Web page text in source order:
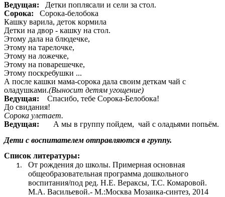
Ведущая: Детки поплясали и сели за стол.
Сорока: Сорока-белобока
Кашку варила, деток кормила
Детки на двор - кашку на стол.
Этому дала на блюдечке,
Этому на тарелочке,
Этому на ложечке,
Этому на поварешечке,
Этому поскребушки ...
А после кашки мама-сорока дала своим деткам чай с
оладушками.(Выносит детям угощение)
Ведущая: Спасибо, тебе Сорока-Белобока!
До свидания!
Сорока улетает.
Ведущая: А мы в группу пойдем, чай с оладьями попьём.
Дети с воспитателем отправляются в группу.
Список литературы:
От рождения до школы. Примерная основная
общеобразовательная программа дошкольного
воспитания/под ред. Н.Е. Вераксы, Т.С. Комаровой.
М.А. Васильевой.- М.:Москва Мозаика-синтез, 2014